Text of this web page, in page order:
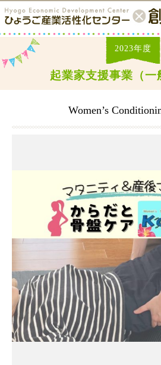
2023年度
起業家支援事業（一
Women’s